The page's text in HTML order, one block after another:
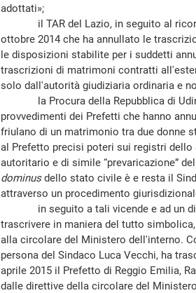
adottati»;
il TAR del Lazio, in seguito al
ottobre 2014 che ha annullato le
le disposizioni stabilite per i suddetti
trascrizioni di matrimoni contratti
solo dall'autorità giudiziaria ordinaria e
la Procura della Repubblica di
provvedimenti dei Prefetti che hanno
friulano di un matrimonio tra due donne
al Prefetto precisi poteri sui registri
autoritario e di simile “prevaricazione”
dominusdello stato civile è e resta il
attraverso un procedimento
in seguito a tali vicende e ad un
trascrivere in maniera del tutto
alla circolare del Ministero dell'interno.
persona del Sindaco Luca Vecchi, ha
aprile 2015 il Prefetto di Reggio Emilia,
dalle direttive della circolare del